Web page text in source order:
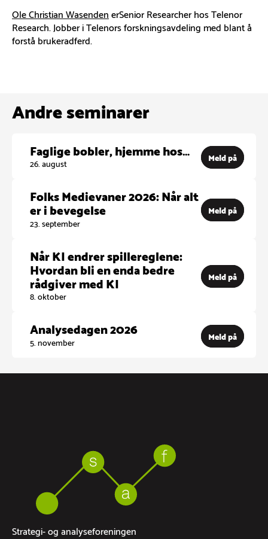
Ole Christian WasendenerSenior Researcher hos Telenor
Research. Jobber i Telenors forskningsavdeling med blant å
forstå brukeradferd.
Andre seminarer
Faglige bobler, hjemme hos…
26. august Meld på
Folks Medievaner 2026: Når alt
er i bevegelse
23. september
Meld på
Når KI endrer spillereglene:
Hvordan bli en enda bedre
rådgiver med KI
8. oktober
Meld på
Analysedagen 2026
5. november Meld på
Strategi- og analyseforeningen